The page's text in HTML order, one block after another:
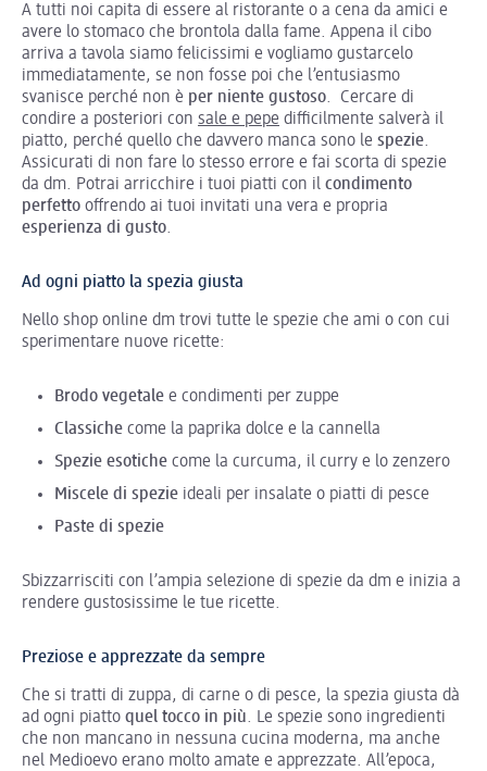
A tutti noi capita di essere al ristorante o a cena da amici e
avere lo stomaco che brontola dalla fame. Appena il cibo
arriva a tavola siamo felicissimi e vogliamo gustarcelo
immediatamente, se non fosse poi che l’entusiasmo
svanisce perché non è per niente gustoso. Cercare di
condire a posteriori con sale e pepe difficilmente salverà il
piatto, perché quello che davvero manca sono le spezie.
Assicurati di non fare lo stesso errore e fai scorta di spezie
da dm. Potrai arricchire i tuoi piatti con il condimento
perfetto offrendo ai tuoi invitati una vera e propria
esperienza di gusto.
Ad ogni piatto la spezia giusta
Nello shop online dm trovi tutte le spezie che ami o con cui
sperimentare nuove ricette:
Brodo vegetale e condimenti per zuppe
Classiche come la paprika dolce e la cannella
Spezie esotiche come la curcuma, il curry e lo zenzero
Miscele di spezie ideali per insalate o piatti di pesce
Paste di spezie
Sbizzarrisciti con l’ampia selezione di spezie da dm e inizia a
rendere gustosissime le tue ricette.
Preziose e apprezzate da sempre
Che si tratti di zuppa, di carne o di pesce, la spezia giusta dà
ad ogni piatto quel tocco in più. Le spezie sono ingredienti
che non mancano in nessuna cucina moderna, ma anche
nel Medioevo erano molto amate e apprezzate. All’epoca,